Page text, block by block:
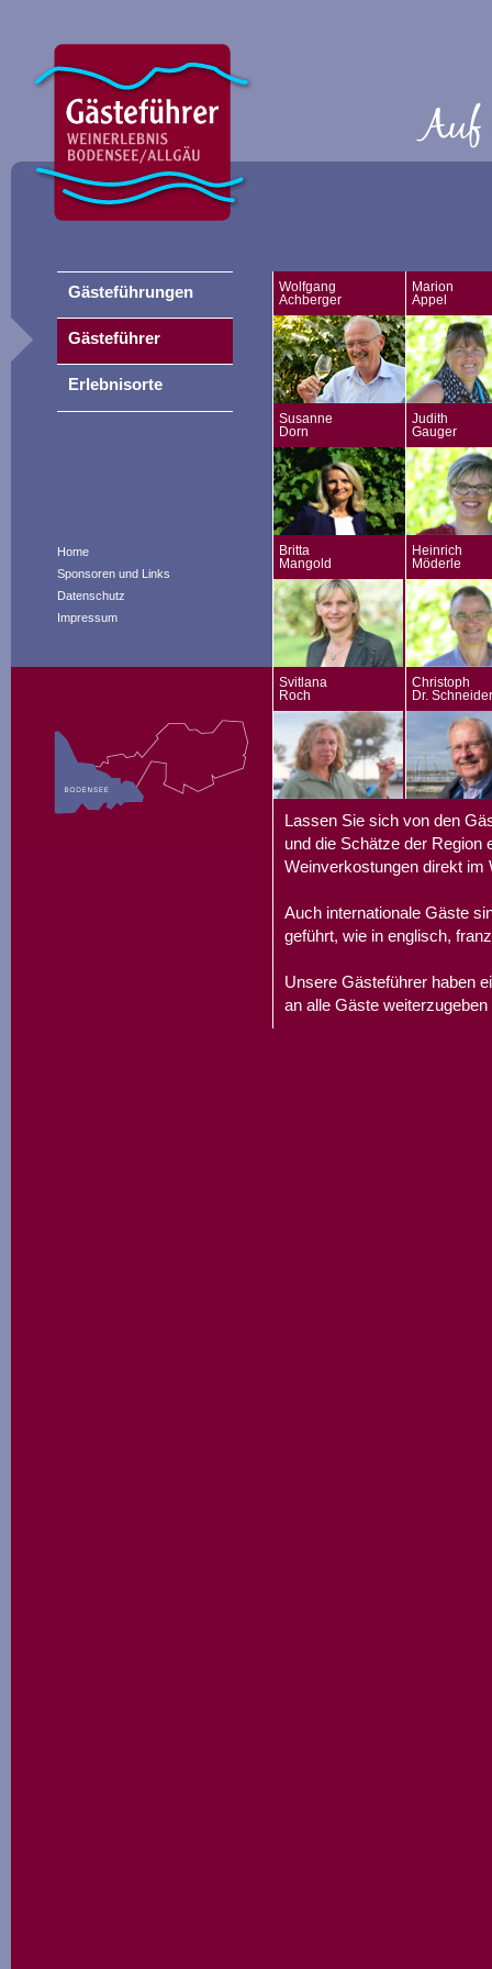
Home
Sponsoren und Links
Datenschutz
Impressum
Wolfgang
Achberger
Marion
Appel
Susanne
Dorn
Judith
Gauger
Britta
Mangold
Heinrich
Möderle
Svitlana
Roch
Christoph
Dr. Schneider
Lassen Sie sich von den
und die Schätze der Region
Weinverkostungen direkt im
Auch internationale Gäste
geführt, wie in englisch,
Unsere Gästeführer haben
an alle Gäste
Gästeführungen
Gästeführer
Erlebnisorte